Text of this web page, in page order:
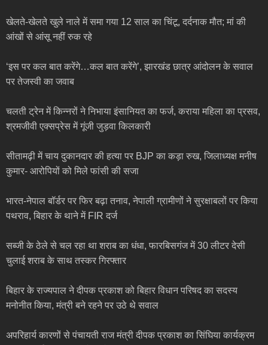
खेलते-खेलते खुले नाले में समा गया 12 साल का चिंटू, दर्दनाक मौत; मां की
आंखों से आंसू नहीं रुक रहे
‘इस पर कल बात करेंगे…कल बात करेंगे’, झारखंड छात्र आंदोलन के सवाल
पर तेजस्वी का जवाब
चलती ट्रेन में किन्नरों ने निभाया इंसानियत का फर्ज, कराया महिला का प्रसव,
श्रमजीवी एक्सप्रेस में गूंजी जुड़वा किलकारी
सीतामढ़ी में चाय दुकानदार की हत्या पर BJP का कड़ा रुख, जिलाध्यक्ष मनीष
कुमार- आरोपियों को मिले फांसी की सजा
भारत-नेपाल बॉर्डर पर फिर बढ़ा तनाव, नेपाली ग्रामीणों ने सुरक्षाबलों पर किया
पथराव, बिहार के थाने में FIR दर्ज
सब्जी के ठेले से चल रहा था शराब का धंधा, फारबिसगंज में 30 लीटर देसी
चुलाई शराब के साथ तस्कर गिरफ्तार
बिहार के राज्यपाल ने दीपक प्रकाश को बिहार विधान परिषद का सदस्य
मनोनीत किया, मंत्री बने रहने पर उठे थे सवाल
अपरिहार्य कारणों से पंचायती राज मंत्री दीपक प्रकाश का सिंघिया कार्यक्रम